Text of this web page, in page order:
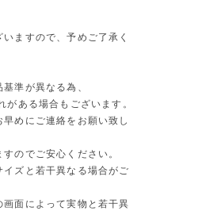
ますので、予めご了承く
準が異なる為、
がある場合もございます。
めにご連絡をお願い致し
のでご安心ください。
イズと若干異なる場合がご
画面によって実物と若干異